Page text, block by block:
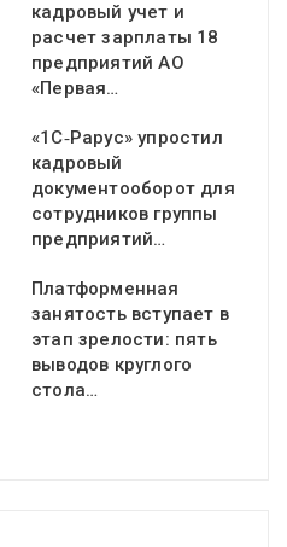
кадровый учет и
расчет зарплаты 18
предприятий АО
«Первая…
«1С‑Рарус» упростил
кадровый
документооборот для
сотрудников группы
предприятий…
Платформенная
занятость вступает в
этап зрелости: пять
выводов круглого
стола…